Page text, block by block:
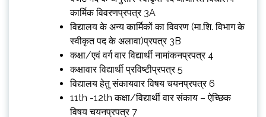
कार्मिक विवरणप्रपत्र 3A
विद्यालय के अन्‍य कार्मिकों का विवरण (मा.शि. विभाग के
स्‍वीकृत पद के अलावा)प्रपत्र 3B
कक्षा/एवं वर्ग वार विद्यार्थी नामांकनप्रपत्र 4
कक्षावार विद्यार्थी प्रविष्टीप्रपत्र 5
विद्यालय हेतु संकायवार विषय चयनप्रपत्र 6
11th -12th कक्षा/विद्यार्थी वार संकाय – ऐच्छिक
विषय चयनप्रपत्र 7